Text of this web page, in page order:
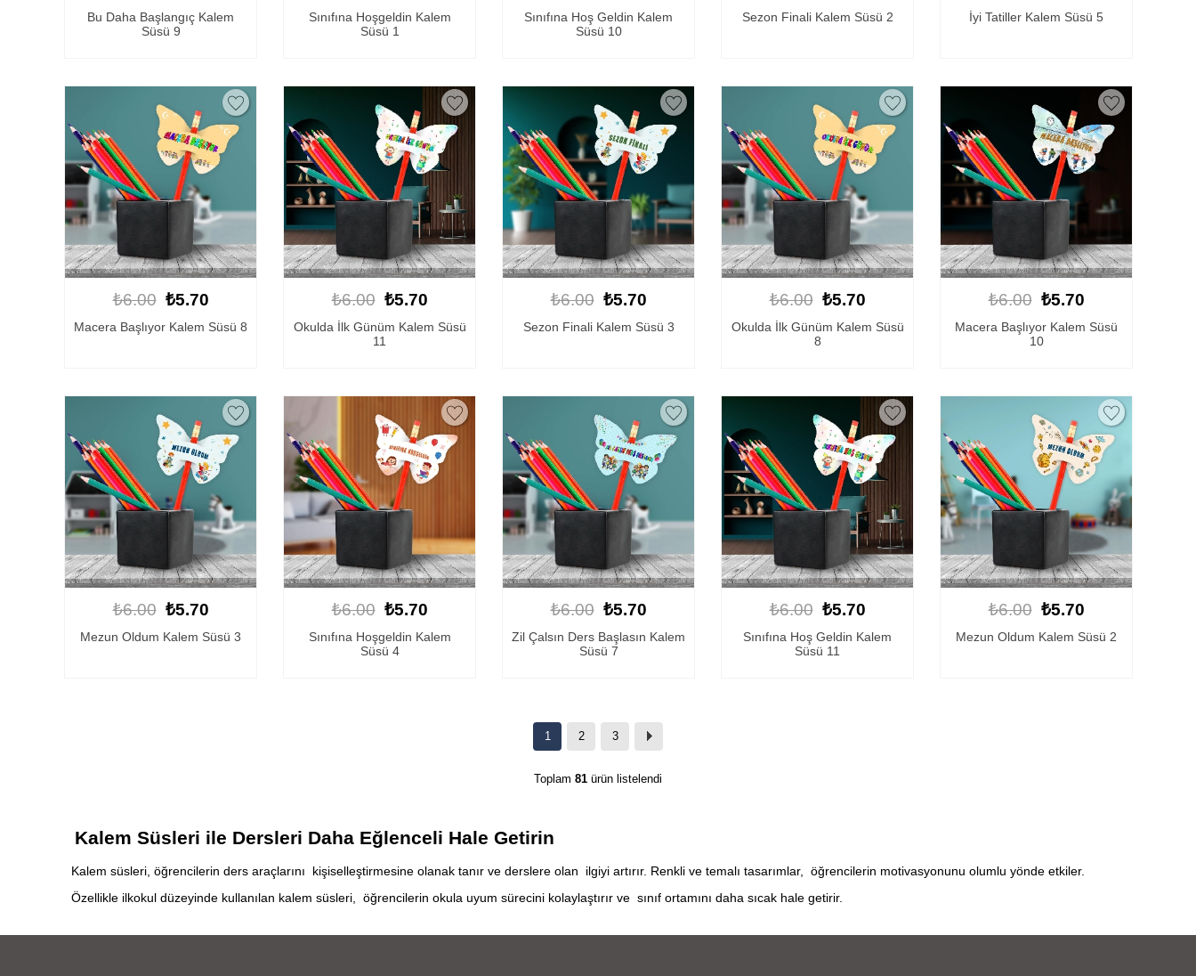
Bu Daha Başlangıç Kalem
Süsü 9
Sınıfına Hoşgeldin Kalem
Süsü 1
Sınıfına Hoş Geldin Kalem
Süsü 10
Sezon Finali Kalem Süsü 2 İyi Tatiller Kalem Süsü 5
₺6.00 ₺5.70
Macera Başlıyor Kalem Süsü 8
₺6.00 ₺5.70
Okulda İlk Günüm Kalem Süsü
11
₺6.00 ₺5.70
Sezon Finali Kalem Süsü 3
₺6.00 ₺5.70
Okulda İlk Günüm Kalem Süsü
8
₺6.00 ₺5.70
Macera Başlıyor Kalem Süsü
10
₺6.00 ₺5.70
Mezun Oldum Kalem Süsü 3
₺6.00 ₺5.70
Sınıfına Hoşgeldin Kalem
Süsü 4
₺6.00 ₺5.70
Zil Çalsın Ders Başlasın Kalem
Süsü 7
₺6.00 ₺5.70
Sınıfına Hoş Geldin Kalem
Süsü 11
₺6.00 ₺5.70
Mezun Oldum Kalem Süsü 2
1 2 3
Toplam 81 ürün listelendi
Kalem Süsleri ile Dersleri Daha Eğlenceli Hale Getirin
Kalem süsleri, öğrencilerin ders araçlarını kişiselleştirmesine olanak tanır ve derslere olan ilgiyi artırır. Renkli ve temalı tasarımlar, öğrencilerin motivasyonunu olumlu yönde etkiler.
Özellikle ilkokul düzeyinde kullanılan kalem süsleri, öğrencilerin okula uyum sürecini kolaylaştırır ve sınıf ortamını daha sıcak hale getirir.